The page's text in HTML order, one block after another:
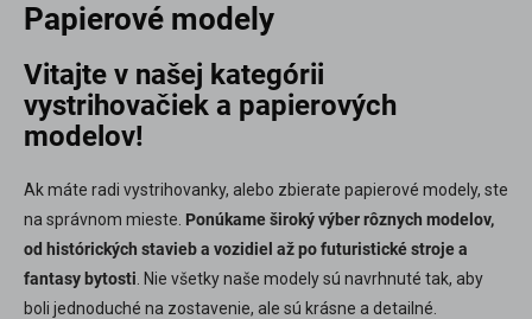
Papierové modely
Vitajte v našej kategórii
vystrihovačiek a papierových
modelov!
Ak máte radi vystrihovanky, alebo zbierate papierové modely, ste
na správnom mieste. Ponúkame široký výber rôznych modelov,
od histórických stavieb a vozidiel až po futuristické stroje a
fantasy bytosti . Nie všetky naše modely sú navrhnuté tak, aby
boli jednoduché na zostavenie, ale sú krásne a detailné.